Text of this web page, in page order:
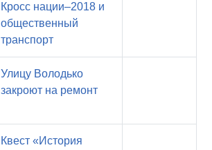
Кросс нации–2018 и
общественный
транспорт
Улицу Володько
закроют на ремонт
Квест «История